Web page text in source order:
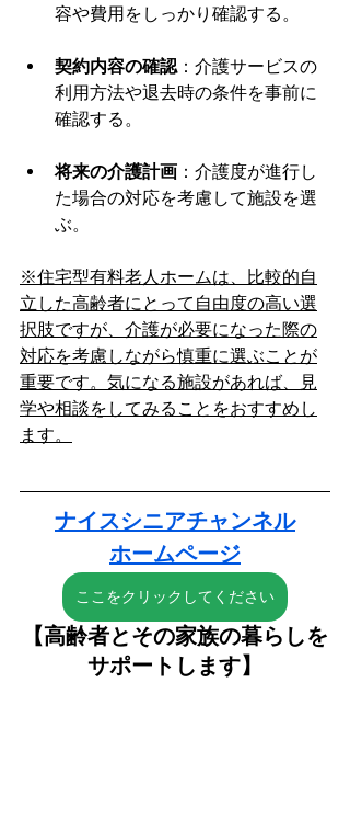
容や費用をしっかり確認する。
契約内容の確認：介護サービスの
利用方法や退去時の条件を事前に
確認する。
将来の介護計画 ：介護度が進行し
た場合の対応を考慮して施設を選
ぶ。
※住宅型有料老人ホームは、比較的自
立した高齢者にとって自由度の高い選
択肢ですが、介護が必要になった際の
対応を考慮しながら慎重に選ぶことが
重要です。気になる施設があれば、見
学や相談をしてみることをおすすめし
ます。
ナイスシニアチャンネル
ホームページ
ここをクリックしてください
【高齢者とその家族の暮らしを
サポートします】